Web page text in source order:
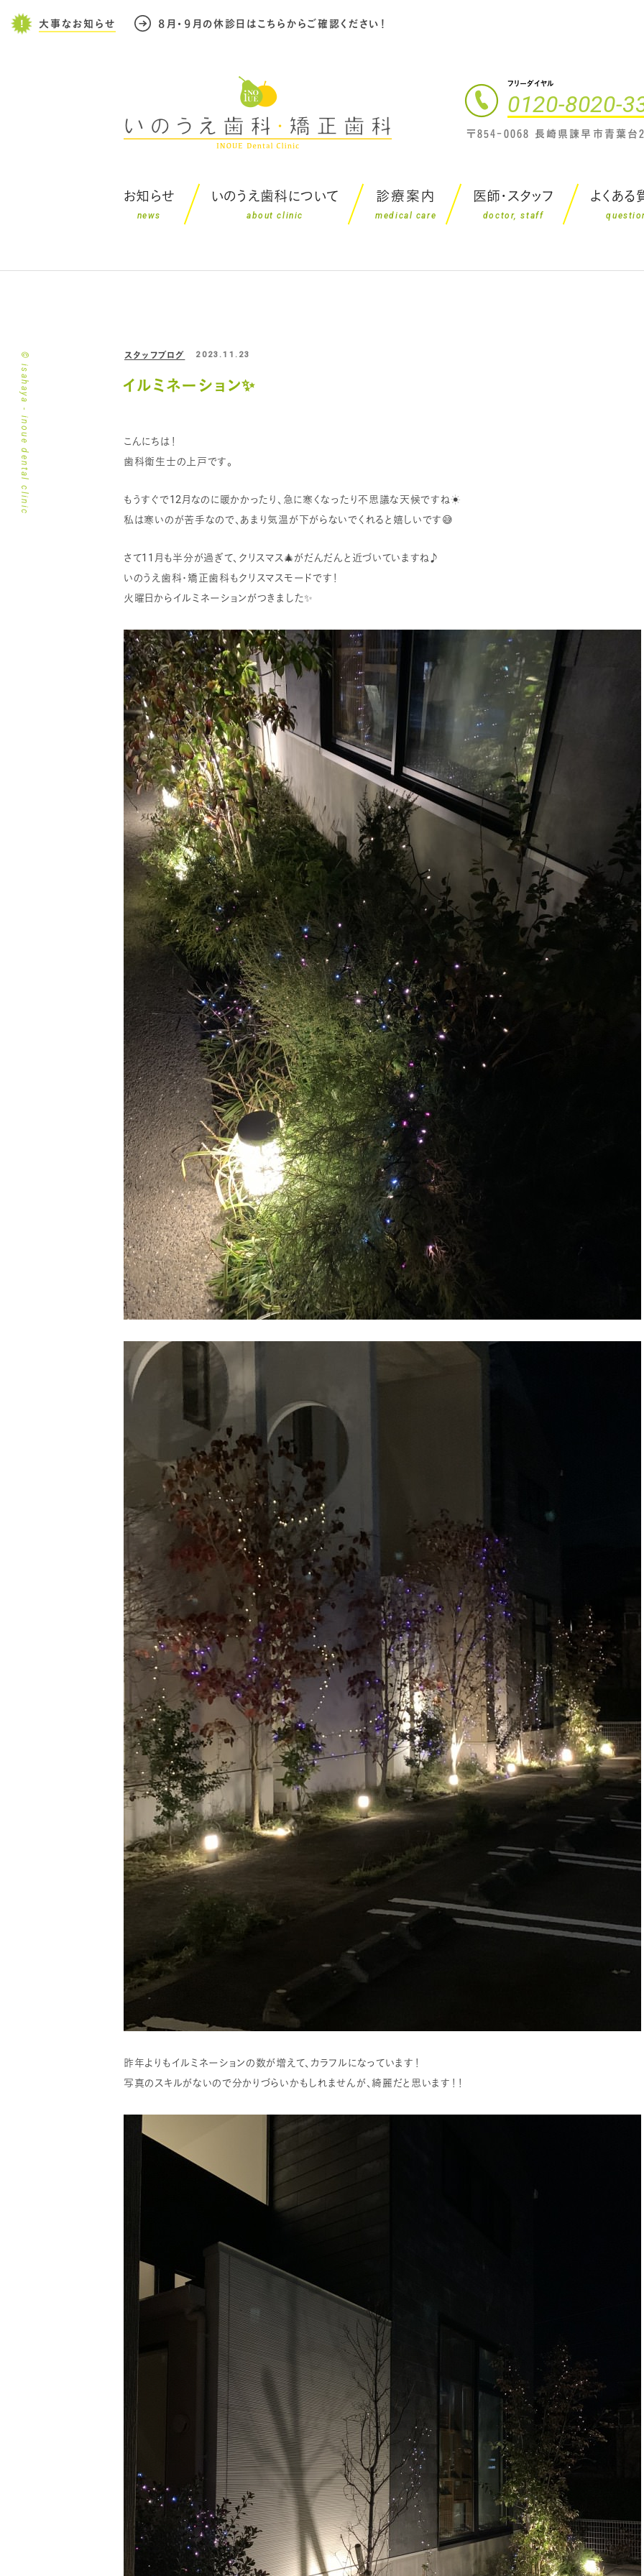
大事なお知らせ ８月・９月の休診日はこちらからご確認ください！
フリーダイヤル
0120-8020-
〒854-0068 長崎県諫早市青葉台
お知らせ
news
いのうえ歯科について
about clinic
診療案内
medical care
医師・スタッフ
doctor, staff
よくある
© isahaya - inoue dental clinic スタッフブログ 2023.11.23
イルミネーション✨
こんにちは！
歯科衛生士の上戸です。
もうすぐで12月なのに暖かかったり、急に寒くなったり不思議な天候ですね☀️
私は寒いのが苦手なので、あまり気温が下がらないでくれると嬉しいです😅
さて11月も半分が過ぎて、クリスマス🎄がだんだんと近づいていますね♪
いのうえ歯科・矯正歯科もクリスマスモードです！
火曜日からイルミネーションがつきました✨
昨年よりもイルミネーションの数が増えて、カラフルになっています！
写真のスキルがないので分かりづらいかもしれませんが、綺麗だと思います！！